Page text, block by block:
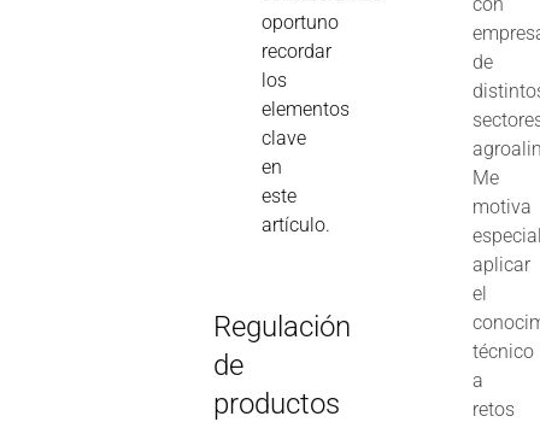
oportuno
recordar
los
elementos
clave
en
este
artículo.
Regulación
de
productos
de
Me
motiva
aplicar
el
técnico
a
retos